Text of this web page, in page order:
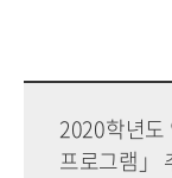
2020학년도
프로그램」